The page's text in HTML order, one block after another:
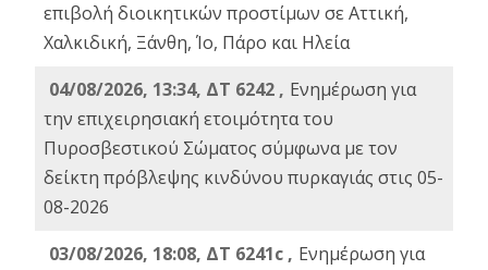
επιβολή διοικητικών προστίμων σε Αττική,
Χαλκιδική, Ξάνθη, Ίο, Πάρο και Ηλεία
04/08/2026, 13:34, ΔΤ 6242 , Ενημέρωση για
την επιχειρησιακή ετοιμότητα του
Πυροσβεστικού Σώματος σύμφωνα με τον
δείκτη πρόβλεψης κινδύνου πυρκαγιάς στις 05-
08-2026
03/08/2026, 18:08, ΔΤ 6241c , Ενημέρωση για